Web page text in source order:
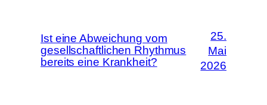
Ist eine Abweichung vom
gesellschaftlichen Rhythmus
bereits eine Krankheit?
25.
Mai
2026